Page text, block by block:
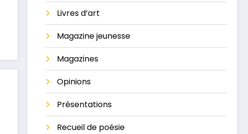
Livres d’art
Magazine jeunesse
Magazines
Opinions
Présentations
Recueil de poésie